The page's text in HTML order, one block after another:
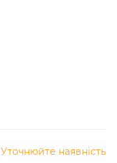
Уточнюйте наявність